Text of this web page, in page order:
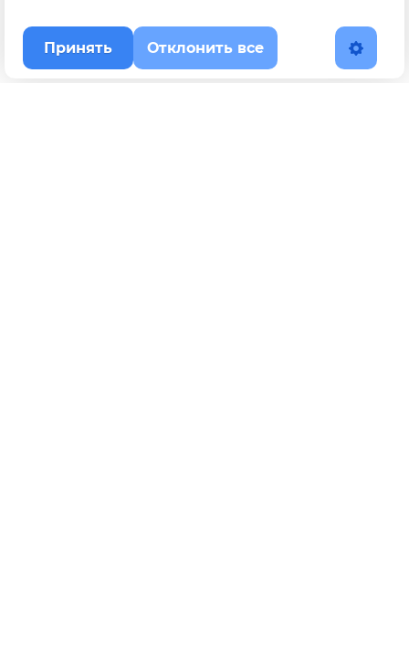
Принять Отклонить все